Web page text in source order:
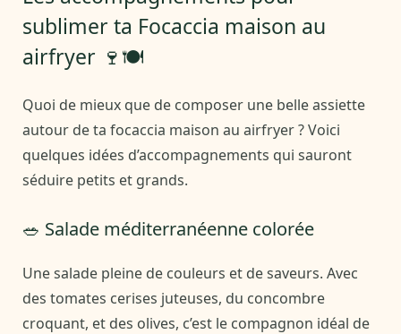
sublimer ta Focaccia maison au
airfryer 🍷🍽️
Quoi de mieux que de composer une belle assiette
autour de ta focaccia maison au airfryer ? Voici
quelques idées d’accompagnements qui sauront
séduire petits et grands.
🥗 Salade méditerranéenne colorée
Une salade pleine de couleurs et de saveurs. Avec
des tomates cerises juteuses, du concombre
croquant, et des olives, c’est le compagnon idéal de